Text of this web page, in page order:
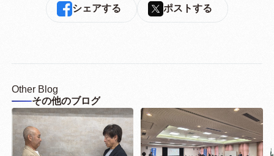
シェアする ポストする
その他のブログ
Other Blog